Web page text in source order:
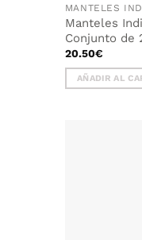
Manteles
Conjunto de
20.50€
AÑADIR AL